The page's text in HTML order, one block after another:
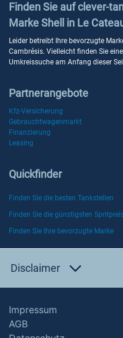
Finden Sie auf clever-
Marke Shell in Le
Leider betreibt Ihre bevorzugte
Cambrésis. Vielleicht finden Sie
Umkreissuche am Anfang dieser
Partnerangebote
Kfz-Versicherung
Gebrauchtwagenmarkt
Finanzierung
Leasing
Quickfinder
Finden Sie die besten Tankstellen
Finden Sie die günstigsten
Finden Sie Ihre bevorzugte Marke
Disclaimer
Impressum
AGB